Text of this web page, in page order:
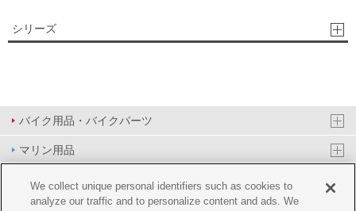
シリーズ
バイク用品・バイクパーツ
マリン用品
PAS/YPJ用品
We collect unique personal identifiers such as cookies to
analyze our traffic and to personalize content and ads. We